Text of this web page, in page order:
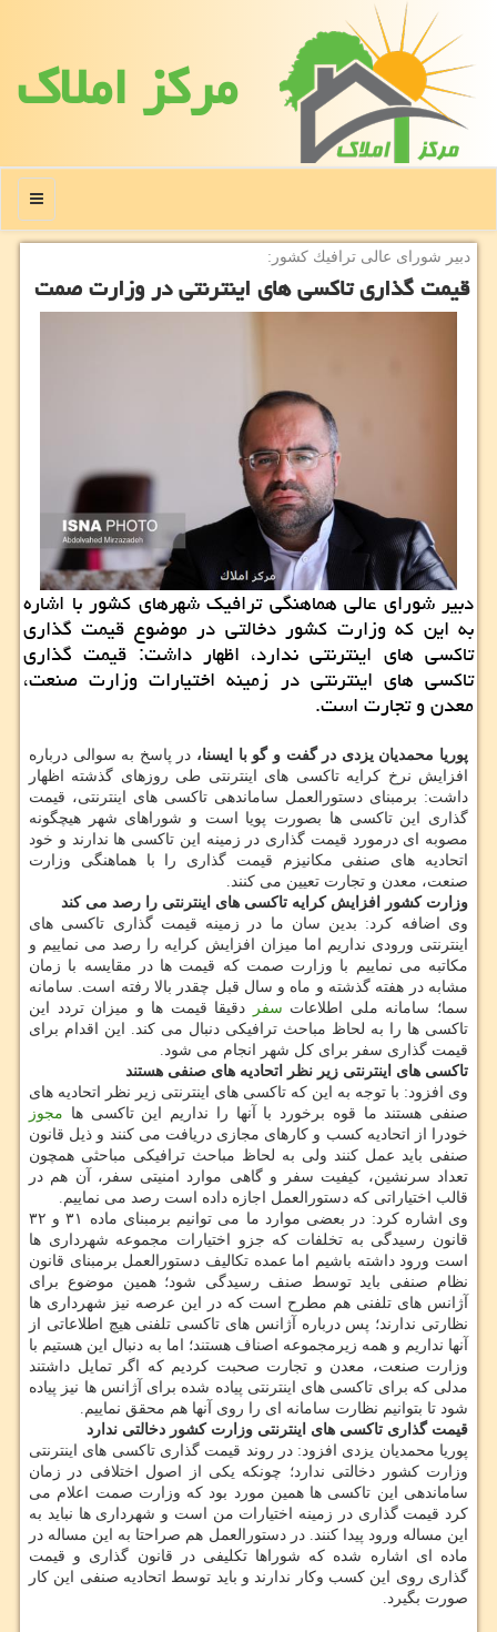
مركز املاك
منو
دبیر شورای عالی ترافیك كشور:
قیمت گذاری تاکسی های اینترنتی در وزارت صمت
دبیر شورای عالی هماهنگی ترافیک شهرهای کشور با اشاره
به این که وزارت کشور دخالتی در موضوع قیمت گذاری
تاکسی های اینترنتی ندارد، اظهار داشت: قیمت گذاری
تاکسی های اینترنتی در زمینه اختیارات وزارت صنعت،
معدن و تجارت است.
پوریا محمدیان یزدی در گفت و گو با ایسنا، در پاسخ به سوالی درباره
افزایش نرخ کرایه تاکسی های اینترنتی طی روزهای گذشته اظهار
داشت: برمبنای دستورالعمل ساماندهی تاکسی های اینترنتی، قیمت
گذاری این تاکسی ها بصورت پویا است و شوراهای شهر هیچگونه
مصوبه ای درمورد قیمت گذاری در زمینه این تاکسی ها ندارند و خود
اتحادیه های صنفی مکانیزم قیمت گذاری را با هماهنگی وزارت
صنعت، معدن و تجارت تعیین می کنند.
وزارت کشور افزایش کرایه تاکسی های اینترنتی را رصد می کند
وی اضافه کرد: بدین سان ما در زمینه قیمت گذاری تاکسی های
اینترنتی ورودی نداریم اما میزان افزایش کرایه را رصد می نماییم و
مکاتبه می نماییم با وزارت صمت که قیمت ها در مقایسه با زمان
مشابه در هفته گذشته و ماه و سال قبل چقدر بالا رفته است. سامانه
سما؛ سامانه ملی اطلاعات سفر
دقیقا قیمت ها و میزان تردد این
تاکسی ها را به لحاظ مباحث ترافیکی دنبال می کند. این اقدام برای
قیمت گذاری سفر برای کل شهر انجام می شود.
تاکسی های اینترنتی زیر نظر اتحادیه های صنفی هستند
وی افزود: با توجه به این که تاکسی های اینترنتی زیر نظر اتحادیه های
صنفی هستند ما قوه برخورد با آنها را نداریم این تاکسی ها مجوز
خودرا از اتحادیه کسب و کارهای مجازی دریافت می کنند و ذیل قانون
صنفی باید عمل کنند ولی به لحاظ مباحث ترافیکی مباحثی همچون
تعداد سرنشین، کیفیت سفر و گاهی موارد امنیتی سفر، آن هم در
قالب اختیاراتی که دستورالعمل اجازه داده است رصد می نماییم.
وی اشاره کرد: در بعضی موارد ما می توانیم برمبنای ماده ۳۱ و ۳۲
قانون رسیدگی به تخلفات که جزو اختیارات مجموعه شهرداری ها
است ورود داشته باشیم اما عمده تکالیف دستورالعمل برمبنای قانون
نظام صنفی باید توسط صنف رسیدگی شود؛ همین موضوع برای
آژانس های تلفنی هم مطرح است که در این عرصه نیز شهرداری ها
نظارتی ندارند؛ پس درباره آژانس های تاکسی تلفنی هیچ اطلاعاتی از
آنها نداریم و همه زیرمجموعه اصناف هستند؛ اما به دنبال این هستیم با
وزارت صنعت، معدن و تجارت صحبت کردیم که اگر تمایل داشتند
مدلی که برای تاکسی های اینترنتی پیاده شده برای آژانس ها نیز پیاده
شود تا بتوانیم نظارت سامانه ای را روی آنها هم محقق نماییم.
قیمت گذاری تاکسی های اینترنتی وزارت کشور دخالتی ندارد
پوریا محمدیان یزدی افزود: در روند قیمت گذاری تاکسی های اینترنتی
وزارت کشور دخالتی ندارد؛ چونکه یکی از اصول اختلافی در زمان
ساماندهی این تاکسی ها همین مورد بود که وزارت صمت اعلام می
کرد قیمت گذاری در زمینه اختیارات من است و شهرداری ها نباید به
این مساله ورود پیدا کنند. در دستورالعمل هم صراحتا به این مساله در
ماده ای اشاره شده که شوراها تکلیفی در قانون گذاری و قیمت
گذاری روی این کسب وکار ندارند و باید توسط اتحادیه صنفی این کار
صورت بگیرد.